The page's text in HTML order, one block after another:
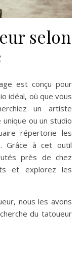
selon
idéal, où que vous
un artiste
ou un studio
répertorie les
Grâce à cet outil
près de chez
et explorez les
nous les avons
du tatoueur